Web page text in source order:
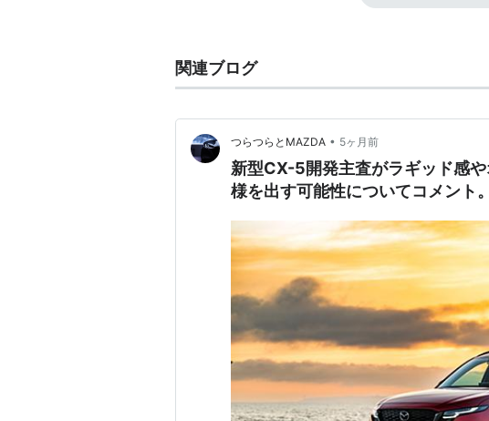
動"と呼ぶ。
関連ブログ
つらつらとMAZDA • 5ヶ月前
新型CX-5開発主査がラギッド感
様を出す可能性についてコメント。